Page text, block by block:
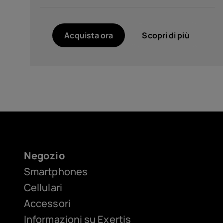
Colore
HD+ (720 x 1612) (2)
Acquista ora Scopri di più
Negozio
Smartphones
Cellulari
Accessori
Informazioni su Exertis